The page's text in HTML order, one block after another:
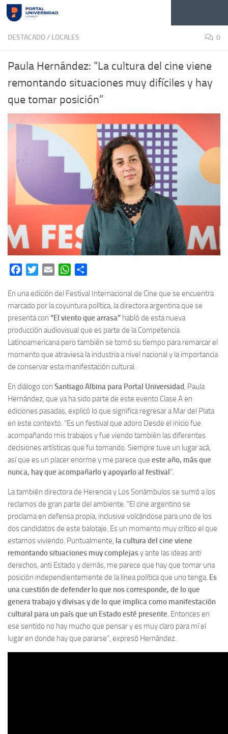
Skip to content
DESTACADO/ LOCALES 0
Paula Hernández: “La cultura del cine viene
remontando situaciones muy difíciles y hay
que tomar posición”
FacebookTwitterEmail WhatsApp
En una edición del Festival Internacional de Cine que se encuentra
marcado por la coyuntura política, la directora argentina que se
presenta con “El viento que arrasa” habló de esta nueva
producción audiovisual que es parte de la Competencia
Latinoamericana pero también se tomó su tiempo para remarcar el
momento que atraviesa la industria a nivel nacional y la importancia
de conservar esta manifestación cultural.
En diálogo con Santiago Albina para Portal Universidad, Paula
Hernández, que ya ha sido parte de este evento Clase A en
ediciones pasadas, explicó lo que significa regresar a Mar del Plata
en este contexto. “Es un festival que adoro Desde el inicio fue
acompañando mis trabajos y fue viendo también las diferentes
decisiones artísticas que fui tomando. Siempre tuve un lugar acá,
así que es un placer enorme y me parece que este año, más que
nunca, hay que acompañarlo y apoyarlo al festival“.
La también directora de Herencia y Los Sonámbulos se sumó a los
reclamos de gran parte del ambiente. “El cine argentino se
proclama en defensa propia, inclusive volcándose para uno de los
dos candidatos de este balotaje. Es un momento muy crítico el que
estamos viviendo. Puntualmente, la cultura del cine viene
remontando situaciones muy complejasy ante las ideas anti
derechos, anti Estado y demás, me parece que hay que tomar una
posición independientemente de la línea política que uno tenga. Es
una cuestión de defender lo que nos corresponde, de lo que
genera trabajo y divisas y de lo que implica como manifestación
cultural para un país que un Estado esté presente. Entonces en
ese sentido no hay mucho que pensar y es muy claro para mí el
lugar en donde hay que pararse”, expresó Hernández.